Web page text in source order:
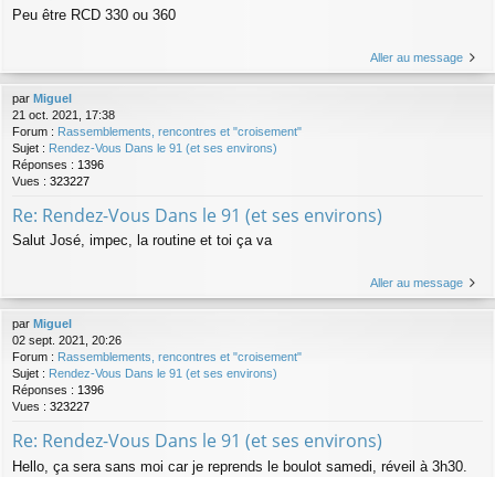
Peu être RCD 330 ou 360
Aller au message
par Miguel
21 oct. 2021, 17:38
Forum : Rassemblements, rencontres et "croisement"
Sujet : Rendez-Vous Dans le 91 (et ses environs)
Réponses : 1396
Vues : 323227
Re: Rendez-Vous Dans le 91 (et ses environs)
Salut José, impec, la routine et toi ça va
Aller au message
par Miguel
02 sept. 2021, 20:26
Forum : Rassemblements, rencontres et "croisement"
Sujet : Rendez-Vous Dans le 91 (et ses environs)
Réponses : 1396
Vues : 323227
Re: Rendez-Vous Dans le 91 (et ses environs)
Hello, ça sera sans moi car je reprends le boulot samedi, réveil à 3h30.